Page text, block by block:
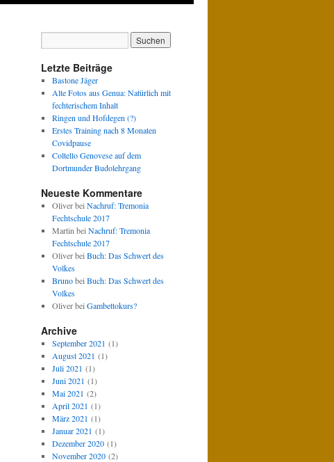
Letzte Beiträge
Bastone Jäger
Alte Fotos aus Genua: Natürlich mit
fechterischem Inhalt
Ringen und Hofdegen (?)
Erstes Training nach 8 Monaten
Covidpause
Coltello Genovese auf dem
Dortmunder Budolehrgang
Neueste Kommentare
Oliverbei Nachruf: Tremonia
Fechtschule 2017
Martin bei Nachruf: Tremonia
Fechtschule 2017
Oliverbei Buch: Das Schwert des
Volkes
Brunobei Buch: Das Schwert des
Volkes
Oliverbei Gambettokurs?
Archive
September 2021 (1)
August 2021 (1)
Juli 2021 (1)
Juni 2021 (1)
Mai 2021 (2)
April 2021 (1)
März 2021 (1)
Januar 2021 (1)
Dezember 2020(1)
November 2020(2)